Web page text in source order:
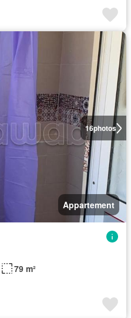
16photos
Appartement
79 m²